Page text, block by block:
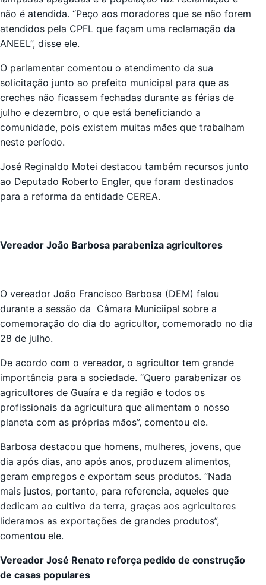
não é atendida. “Peço aos moradores que se não forem
atendidos pela CPFL que façam uma reclamação da
ANEEL”, disse ele.
O parlamentar comentou o atendimento da sua
solicitação junto ao prefeito municipal para que as
creches não ficassem fechadas durante as férias de
julho e dezembro, o que está beneficiando a
comunidade, pois existem muitas mães que trabalham
neste período.
José Reginaldo Motei destacou também recursos junto
ao Deputado Roberto Engler, que foram destinados
para a reforma da entidade CEREA.
Vereador João Barbosa parabeniza agricultores
O vereador João Francisco Barbosa (DEM) falou
durante a sessão da Câmara Municiipal sobre a
comemoração do dia do agricultor, comemorado no dia
28 de julho.
De acordo com o vereador, o agricultor tem grande
importância para a sociedade. “Quero parabenizar os
agricultores de Guaíra e da região e todos os
profissionais da agricultura que alimentam o nosso
planeta com as próprias mãos”, comentou ele.
Barbosa destacou que homens, mulheres, jovens, que
dia após dias, ano após anos, produzem alimentos,
geram empregos e exportam seus produtos. “Nada
mais justos, portanto, para referencia, aqueles que
dedicam ao cultivo da terra, graças aos agricultores
lideramos as exportações de grandes produtos”,
comentou ele.
Vereador José Renato reforça pedido de construção
de casas populares